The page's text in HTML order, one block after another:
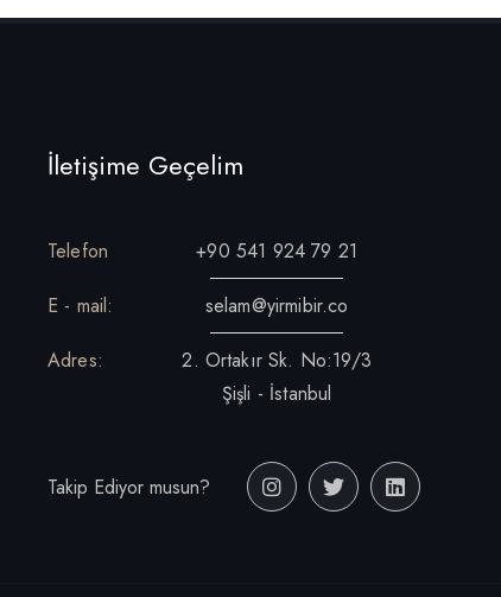
İletişime Geçelim
Telefon
+90 541 924 79 21
E - mail:
selam@yirmibir.co
Adres:
2. Ortakır Sk. No:19/3
Şişli - İstanbul
Takip Ediyor musun?